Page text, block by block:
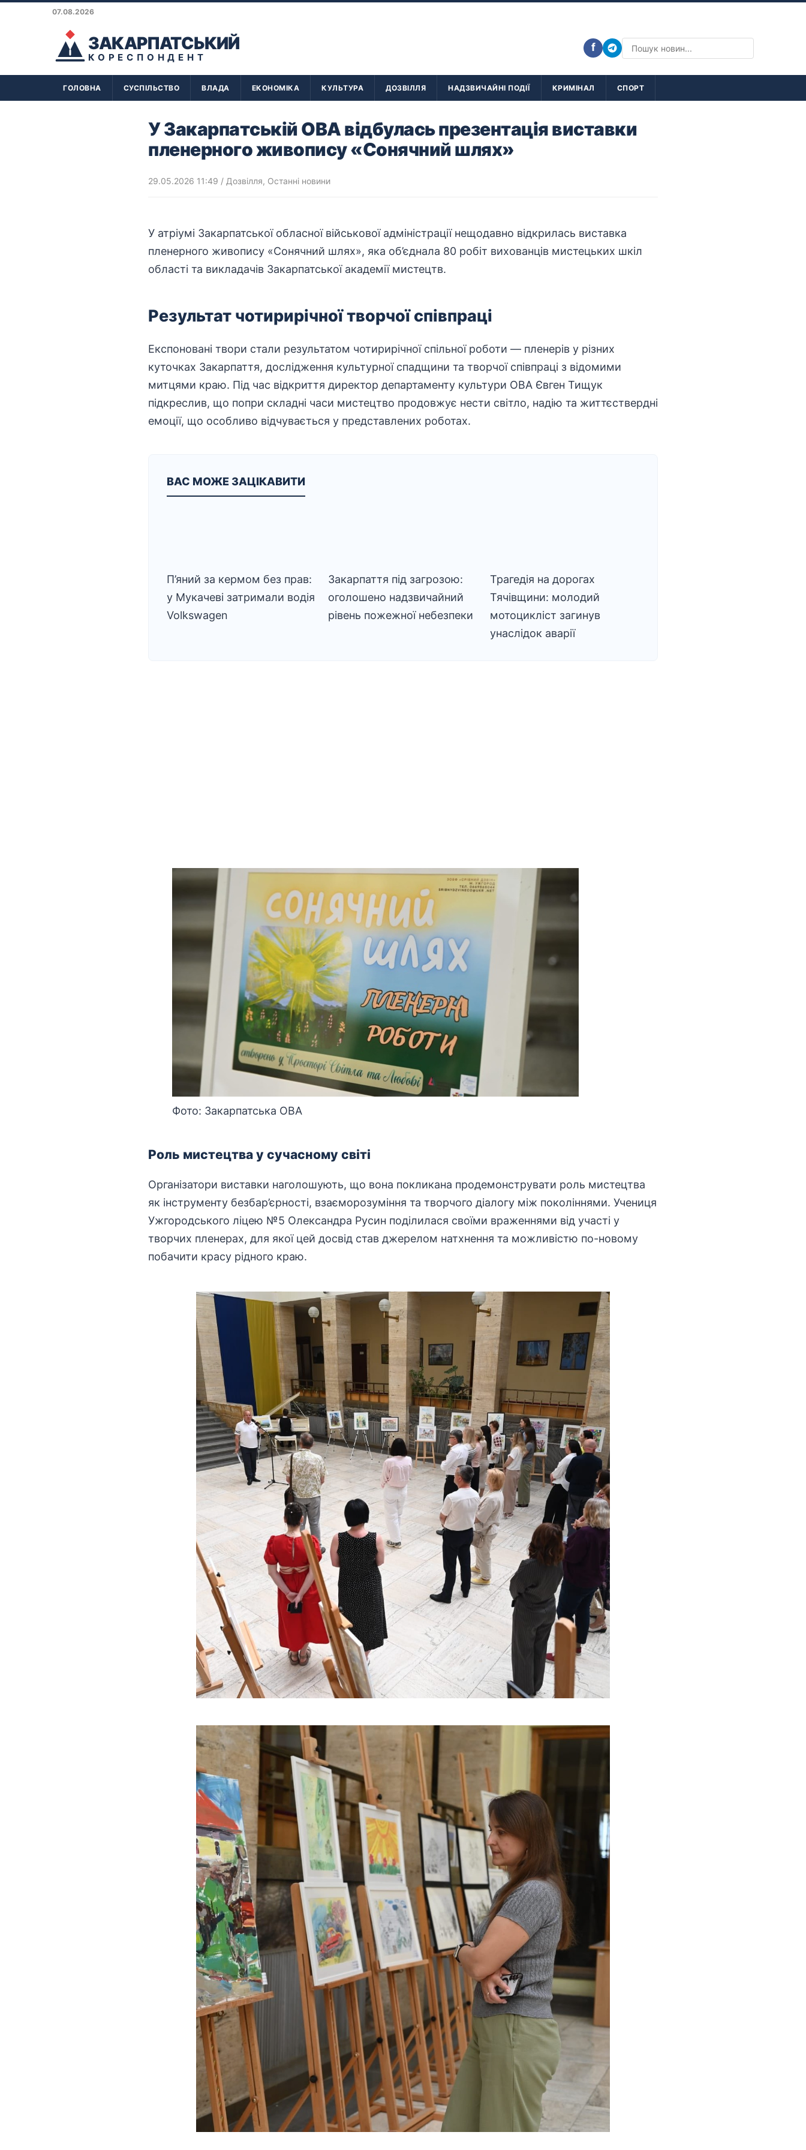
07.08.2026
ЗАКАРПАТСЬКИЙ
КОРЕСПОНДЕНТ
f
ГОЛОВНА СУСПІЛЬСТВО ВЛАДА ЕКОНОМІКА КУЛЬТУРА ДОЗВІЛЛЯ НАДЗВИЧАЙНІ ПОДІЇ КРИМІНАЛ СПОРТ
У Закарпатській ОВА відбулась презентація виставки
пленерного живопису «Сонячний шлях»
29.05.2026 11:49 / Дозвілля, Останні новини
У атріумі Закарпатської обласної військової адміністраціїнещодавно відкрилась виставка
пленерного живопису «Сонячний шлях», яка об’єднала 80 робіт вихованців мистецьких шкіл
області та викладачів Закарпатської академії мистецтв.
Результат чотирирічної творчої співпраці
Експоновані твори стали результатом чотирирічної спільної роботи — пленерів у різних
куточках Закарпаття, дослідження культурної спадщини та творчої співпраці з відомими
митцями краю. Під час відкриття директор департаменту культури ОВА Євген Тищук
підкреслив, що попри складні часи мистецтво продовжує нести світло, надію та життєствердні
емоції, що особливо відчувається у представлених роботах.
ВАС МОЖЕ ЗАЦІКАВИТИ
П’яний за кермом без прав:
у Мукачеві затримали водія
Volkswagen
Закарпаття під загрозою:
оголошено надзвичайний
рівень пожежної небезпеки
Трагедія на дорогах
Тячівщини: молодий
мотоцикліст загинув
унаслідок аварії
Фото: Закарпатська ОВА
Роль мистецтва у сучасному світі
Організатори виставки наголошують, що вона покликана продемонструвати роль мистецтва
як інструменту безбар’єрності, взаєморозуміння та творчого діалогу між поколіннями. Учениця
Ужгородського ліцею №5 Олександра Русин поділилася своїми враженнями від участі у
творчих пленерах, для якої цей досвід став джерелом натхнення та можливістю по-новому
побачити красу рідного краю.